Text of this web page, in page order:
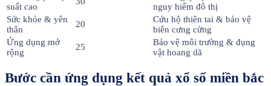
suất cao
nguy hiểm đô thị
Sức khỏe & yên
thân
20
Cứu hộ thiên tai & bảo vệ
biên cưng cửng
Ứng dụng mở
rộng
25
Bảo vệ môi trường & đụng
vật hoang dã
Bước cần ứng dụng kết quả xổ số miền bắc